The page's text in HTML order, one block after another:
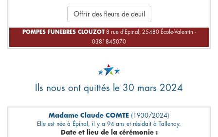
Offrir des fleurs de deuil
POMPES FUNEBRES CLOUZOT 8 rue d'Epinal, 25480 École-Valentin -
0381845070
Ils nous ont quittés le 30 mars 2024
Madame Claude COMTE (1930/2024)
Elle est née à Épinal, il y a 94 ans et résidait à Tallenay.
Date et lieu de la cérémonie :